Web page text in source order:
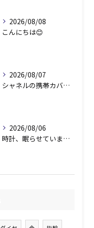
2026/08/08
こんにちは😊
2026/08/07
シャネルの携帯カバー、お持ちいただきありがとうございます📱✨
2026/08/06
時計、眠らせていませんか？⌚️